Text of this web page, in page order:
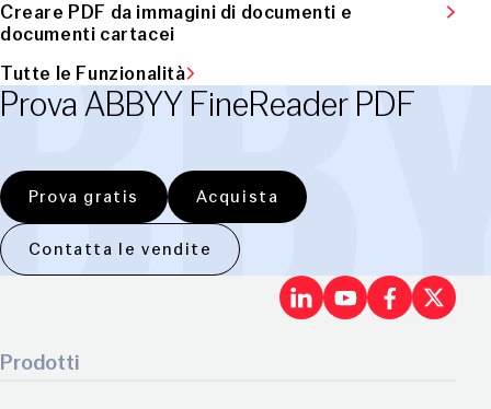
Creare PDF da immagini di documenti e
documenti cartacei
Tutte le Funzionalità
Prova ABBYY FineReader PDF
Prova gratis Acquista
Contatta le vendite
LinkedInX
Prodotti